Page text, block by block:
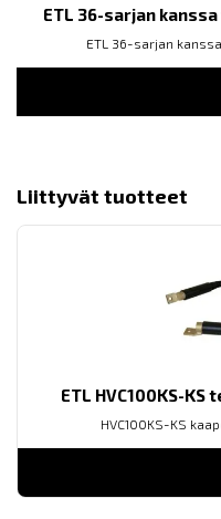
ETL 36-sarjan
ETL 36-sarjan
Liittyvät tuotteet
ETL HVC100KS-
HVC100KS-KS